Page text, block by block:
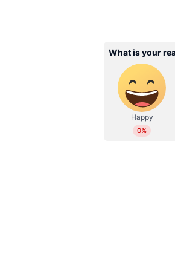
FM 2022
സബ്
നേടി.